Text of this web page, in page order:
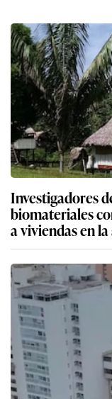
Investigadores
biomateriales
a viviendas en la